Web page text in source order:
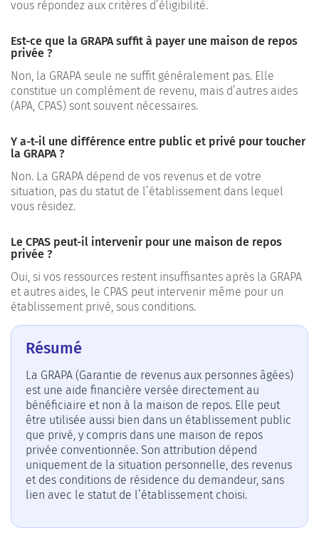
vous répondez aux critères d’éligibilité.
Est-ce que la GRAPA suffit à payer une maison de repos
privée ?
Non, la GRAPA seule ne suffit généralement pas. Elle
constitue un complément de revenu, mais d’autres aides
(APA, CPAS) sont souvent nécessaires.
Y a-t-il une différence entre public et privé pour toucher
la GRAPA ?
Non. La GRAPA dépend de vos revenus et de votre
situation, pas du statut de l’établissement dans lequel
vous résidez.
Le CPAS peut-il intervenir pour une maison de repos
privée ?
Oui, si vos ressources restent insuffisantes après la GRAPA
et autres aides, le CPAS peut intervenir même pour un
établissement privé, sous conditions.
Résumé
La GRAPA (Garantie de revenus aux personnes âgées)
est une aide financière versée directement au
bénéficiaire et non à la maison de repos. Elle peut
être utilisée aussi bien dans un établissement public
que privé, y compris dans une maison de repos
privée conventionnée. Son attribution dépend
uniquement de la situation personnelle, des revenus
et des conditions de résidence du demandeur, sans
lien avec le statut de l’établissement choisi.